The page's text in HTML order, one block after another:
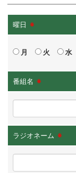
曜日 ※
月 火 水
番組名 ※
ラジオネーム ※